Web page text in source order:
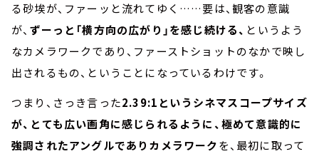
る砂埃が、ファーッと流れてゆく……要は、観客の意識
が、 ずーっと「横方向の広がり」を感じ続ける、 というよう
なカメラワークであり、ファーストショットのなかで映し
出されるもの、ということになっているわけです。
つまり、さっき言った2.39:1というシネマスコープサイズ
が、とても広い画角に感じられるように、極めて意識的に
強調されたアングルでありカメラワークを、最初に取って